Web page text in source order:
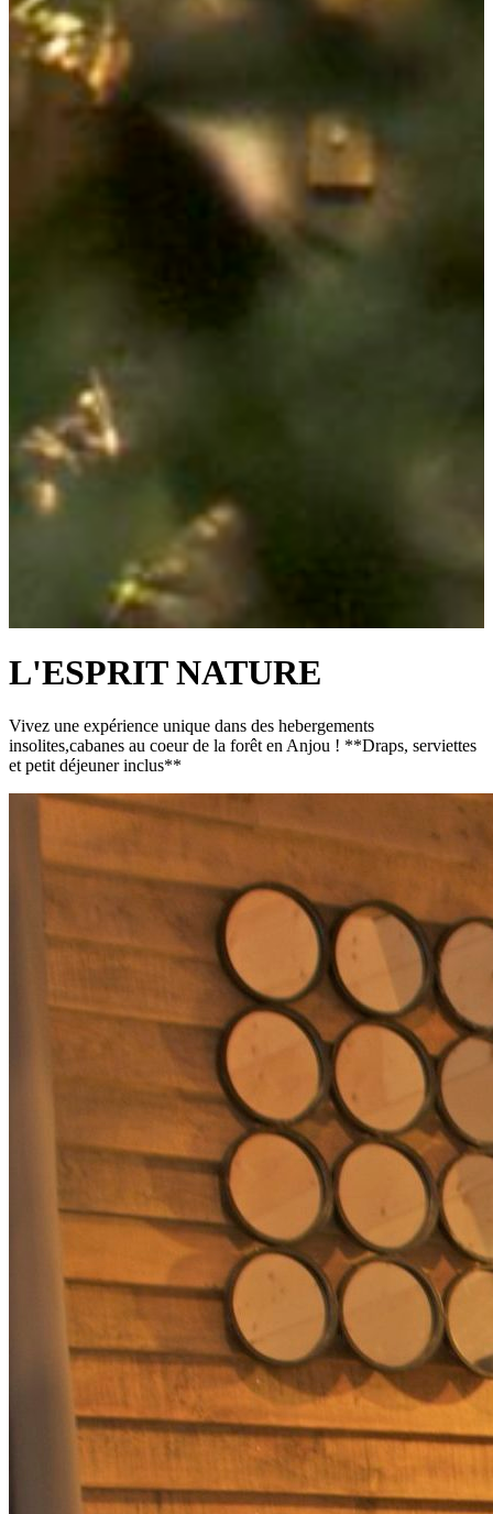
L'ESPRIT NATURE
Vivez une expérience unique dans des hebergements
insolites,cabanes au coeur de la forêt en Anjou ! **Draps, serviettes
et petit déjeuner inclus**